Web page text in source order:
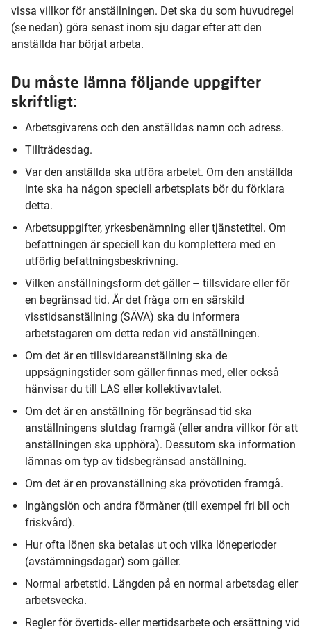
vissa villkor för anställningen. Det ska du som huvudregel
(se nedan) göra senast inom sju dagar efter att den
anställda har börjat arbeta.
Du måste lämna följande uppgifter
skriftligt:
Arbetsgivarens och den anställdas namn och adress.
Tillträdesdag.
Var den anställda ska utföra arbetet. Om den anställda
inte ska ha någon speciell arbetsplats bör du förklara
detta.
Arbetsuppgifter, yrkesbenämning eller tjänstetitel. Om
befattningen är speciell kan du komplettera med en
utförlig befattningsbeskrivning.
Vilken anställningsform det gäller – tillsvidare eller för
en begränsad tid. Är det fråga om en särskild
visstidsanställning (SÄVA) ska du informera
arbetstagaren om detta redan vid anställningen.
Om det är en tillsvidareanställning ska de
uppsägningstider som gäller finnas med, eller också
hänvisar du till LAS eller kollektivavtalet.
Om det är en anställning för begränsad tid ska
anställningens slutdag framgå (eller andra villkor för att
anställningen ska upphöra). Dessutom ska information
lämnas om typ av tidsbegränsad anställning.
Om det är en provanställning ska prövotiden framgå.
Ingångslön och andra förmåner (till exempel fri bil och
friskvård).
Hur ofta lönen ska betalas ut och vilka löneperioder
(avstämningsdagar) som gäller.
Normal arbetstid. Längden på en normal arbetsdag eller
arbetsvecka.
Regler för övertids- eller mertidsarbete och ersättning vid